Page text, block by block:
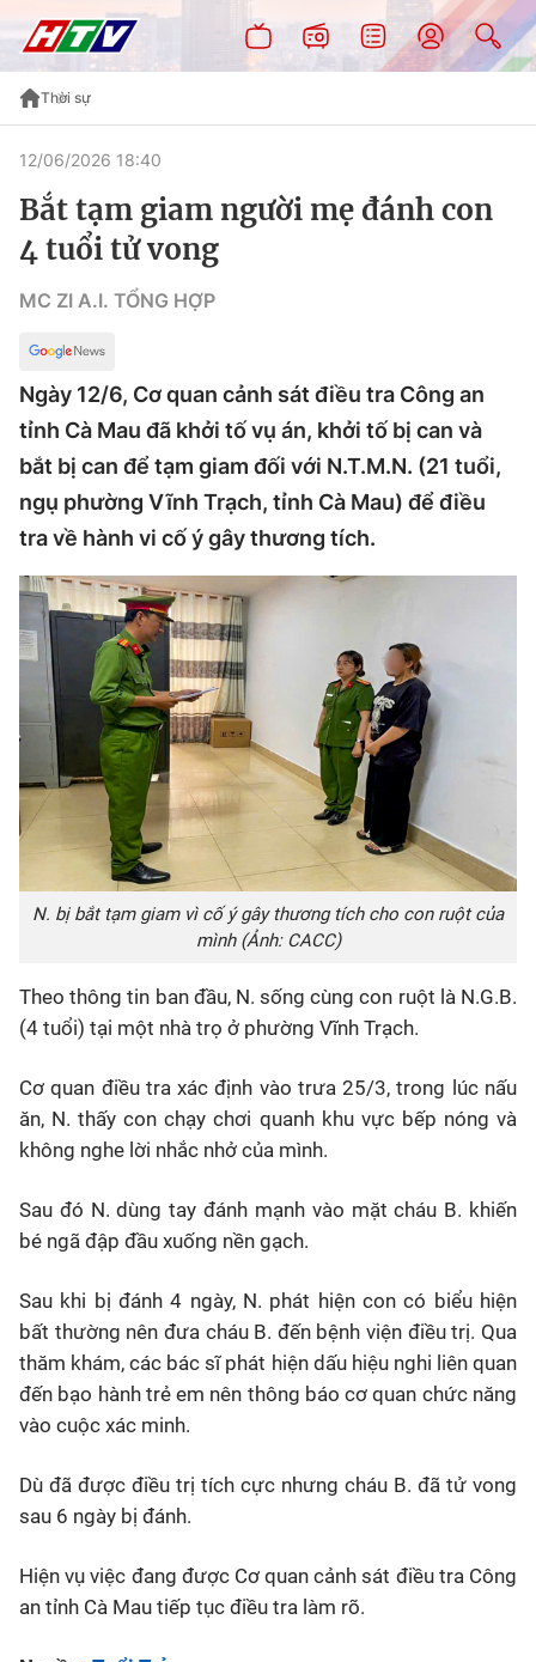
Thời sự
12/06/2026 18:40
Bắt tạm giam người mẹ đánh con
4 tuổi tử vong
MC ZI A.I. TỔNG HỢP
Ngày 12/6, Cơ quan cảnh sát điều tra Công an
tỉnh Cà Mau đã khởi tố vụ án, khởi tố bị can và
bắt bị can để tạm giam đối với N.T.M.N. (21 tuổi,
ngụ phường Vĩnh Trạch, tỉnh Cà Mau) để điều
tra về hành vi cố ý gây thương tích.
N. bị bắt tạm giam vì cố ý gây thương tích cho con ruột của
mình (Ảnh: CACC)
Theo thông tin ban đầu, N. sống cùng con ruột là N.G.B.
(4 tuổi) tại một nhà trọ ở phường Vĩnh Trạch.
Cơ quan điều tra xác định vào trưa 25/3, trong lúc nấu
ăn, N. thấy con chạy chơi quanh khu vực bếp nóng và
không nghe lời nhắc nhở của mình.
Sau đó N. dùng tay đánh mạnh vào mặt cháu B. khiến
bé ngã đập đầu xuống nền gạch.
Sau khi bị đánh 4 ngày, N. phát hiện con có biểu hiện
bất thường nên đưa cháu B. đến bệnh viện điều trị. Qua
thăm khám, các bác sĩ phát hiện dấu hiệu nghi liên quan
đến bạo hành trẻ em nên thông báo cơ quan chức năng
vào cuộc xác minh.
Dù đã được điều trị tích cực nhưng cháu B. đã tử vong
sau 6 ngày bị đánh.
Hiện vụ việc đang được Cơ quan cảnh sát điều tra Công
an tỉnh Cà Mau tiếp tục điều tra làm rõ.